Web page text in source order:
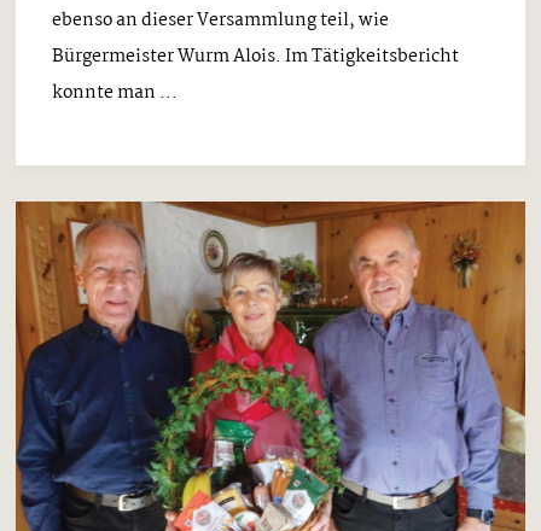
ebenso an dieser Versammlung teil, wie
Bürgermeister Wurm Alois. Im Tätigkeitsbericht
konnte man ...